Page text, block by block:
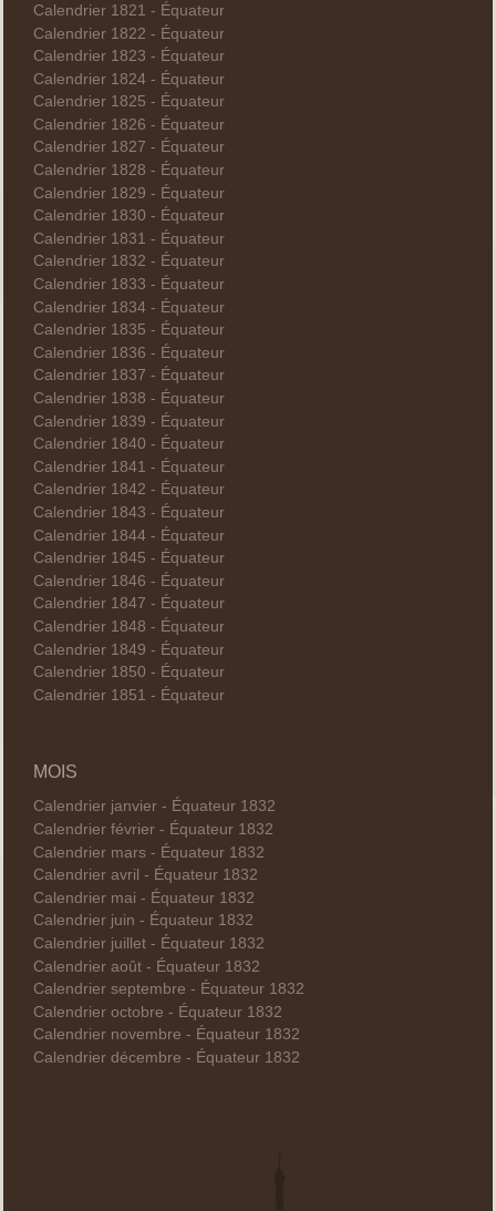
Calendrier 1821 - Équateur
Calendrier 1822 - Équateur
Calendrier 1823 - Équateur
Calendrier 1824 - Équateur
Calendrier 1825 - Équateur
Calendrier 1826 - Équateur
Calendrier 1827 - Équateur
Calendrier 1828 - Équateur
Calendrier 1829 - Équateur
Calendrier 1830 - Équateur
Calendrier 1831 - Équateur
Calendrier 1832 - Équateur
Calendrier 1833 - Équateur
Calendrier 1834 - Équateur
Calendrier 1835 - Équateur
Calendrier 1836 - Équateur
Calendrier 1837 - Équateur
Calendrier 1838 - Équateur
Calendrier 1839 - Équateur
Calendrier 1840 - Équateur
Calendrier 1841 - Équateur
Calendrier 1842 - Équateur
Calendrier 1843 - Équateur
Calendrier 1844 - Équateur
Calendrier 1845 - Équateur
Calendrier 1846 - Équateur
Calendrier 1847 - Équateur
Calendrier 1848 - Équateur
Calendrier 1849 - Équateur
Calendrier 1850 - Équateur
Calendrier 1851 - Équateur
MOIS
Calendrier janvier - Équateur 1832
Calendrier février - Équateur 1832
Calendrier mars - Équateur 1832
Calendrier avril - Équateur 1832
Calendrier mai - Équateur 1832
Calendrier juin - Équateur 1832
Calendrier juillet - Équateur 1832
Calendrier août - Équateur 1832
Calendrier septembre - Équateur 1832
Calendrier octobre - Équateur 1832
Calendrier novembre - Équateur 1832
Calendrier décembre - Équateur 1832